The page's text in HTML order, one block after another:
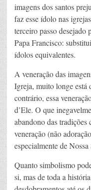
imagens dos santos
faz esse ídolo nas
terceiro passo desejado
Papa Francisco:
ídolos equivalentes.
A veneração das
Igreja, muito longe está
contrário, essa
d’Ele. O que
abandono das tradições
veneração (não
especialmente de Nossa
Quanto simbolismo
si, mas de toda a